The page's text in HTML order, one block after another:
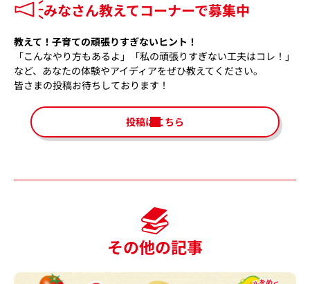
みなさん教えてコーナーで募集中
教えて！子育ての頑張りすぎないヒント！
「こんなやり方もあるよ」「私の頑張りすぎない工夫はコレ！」
など、あなたの体験やアイディアをぜひ教えてください。
皆さまの投稿お待ちしております！
投稿はこちら
その他の記事